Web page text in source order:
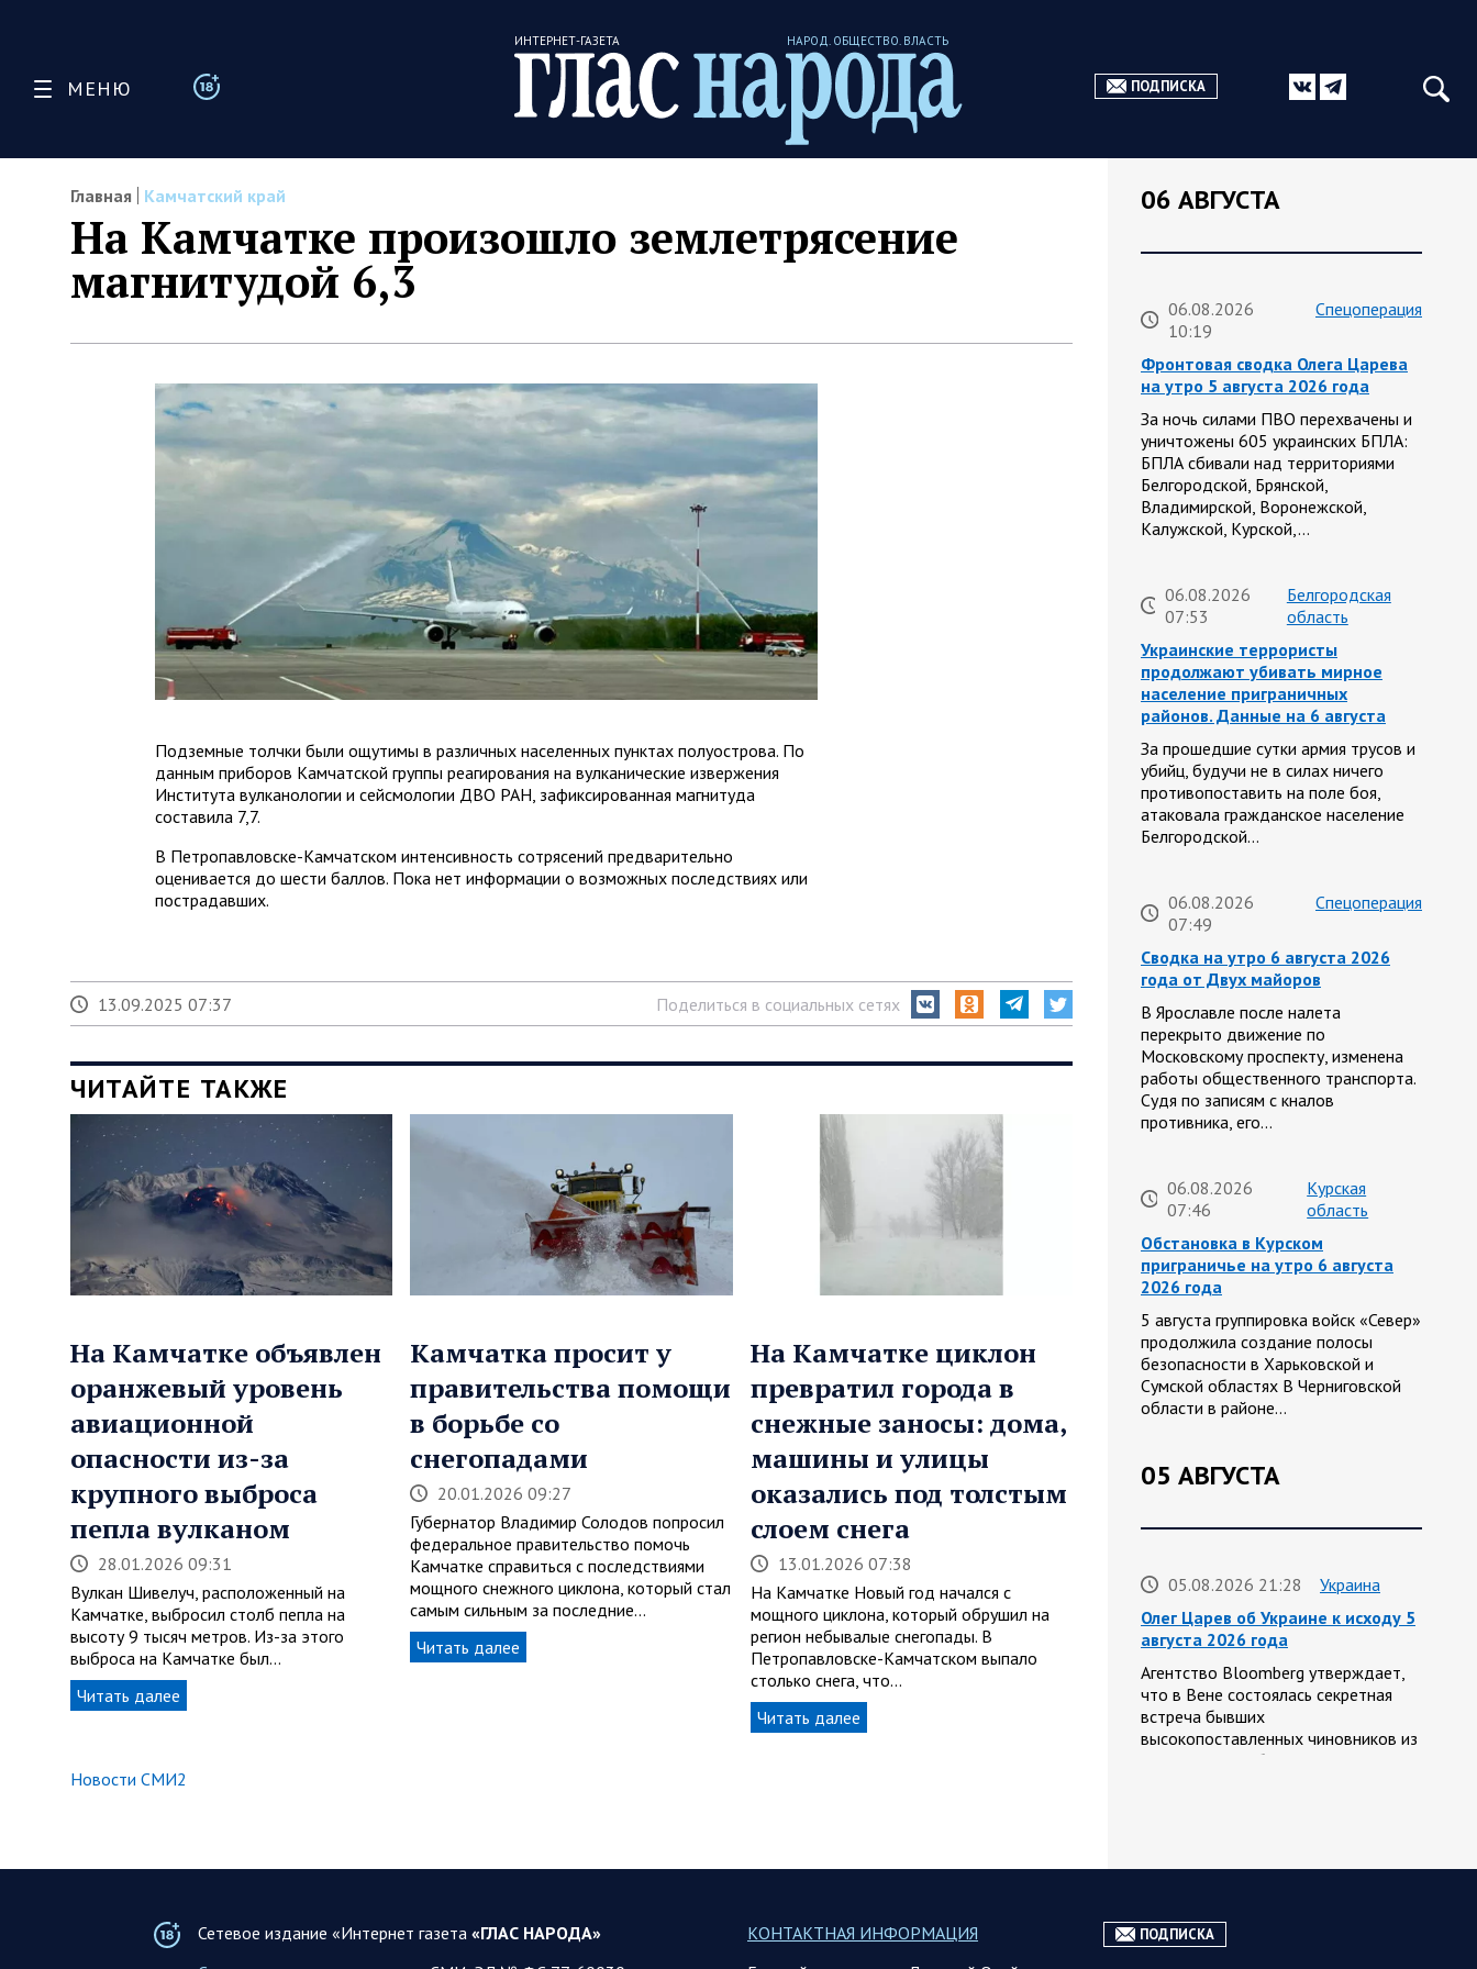
МЕНЮ
ИНТЕРНЕТ-ГАЗЕТА НАРОД. ОБЩЕСТВО. ВЛАСТЬ
ПОДПИСКА
Главная Камчатский край
На Камчатке произошло землетрясение
магнитудой 6,3
Подземные толчки были ощутимы в различных населенных пунктах полуострова. По
данным приборов Камчатской группы реагирования на вулканические извержения
Института вулканологии и сейсмологии ДВО РАН, зафиксированная магнитуда
составила 7,7.
В Петропавловске-Камчатском интенсивность сотрясений предварительно
оценивается до шести баллов. Пока нет информации о возможных последствиях или
пострадавших.
13.09.2025 07:37 Поделиться в социальных сетях
ЧИТАЙТЕ ТАКЖЕ
На Камчатке объявлен
оранжевый уровень
авиационной
опасности из-за
крупного выброса
пепла вулканом
28.01.2026 09:31
Вулкан Шивелуч, расположенный на
Камчатке, выбросил столб пепла на
высоту 9 тысяч метров. Из-за этого
выброса на Камчатке был…
Читать далее
Камчатка просит у
правительства помощи
в борьбе со
снегопадами
20.01.2026 09:27
Губернатор Владимир Солодов попросил
федеральное правительство помочь
Камчатке справиться с последствиями
мощного снежного циклона, который стал
самым сильным за последние…
Читать далее
На Камчатке циклон
превратил города в
снежные заносы: дома,
машины и улицы
оказались под толстым
слоем снега
13.01.2026 07:38
На Камчатке Новый год начался с
мощного циклона, который обрушил на
регион небывалые снегопады. В
Петропавловске-Камчатском выпало
столько снега, что…
Читать далее
Новости СМИ2
06 АВГУСТА
06.08.2026
10:19
Спецоперация
Фронтовая сводка Олега Царева
на утро 5 августа 2026 года
За ночь силами ПВО перехвачены и
уничтожены 605 украинских БПЛА:
БПЛА сбивали над территориями
Белгородской, Брянской,
Владимирской, Воронежской,
Калужской, Курской,…
06.08.2026
07:53
Белгородская
область
Украинские террористы
продолжают убивать мирное
население приграничных
районов. Данные на 6 августа
За прошедшие сутки армия трусов и
убийц, будучи не в силах ничего
противопоставить на поле боя,
атаковала гражданское население
Белгородской…
06.08.2026
07:49
Спецоперация
Сводка на утро 6 августа 2026
года от Двух майоров
В Ярославле после налета
перекрыто движение по
Московскому проспекту, изменена
работы общественного транспорта.
Судя по записям с кналов
противника, его…
06.08.2026
07:46
Курская
область
Обстановка в Курском
приграничье на утро 6 августа
2026 года
5 августа группировка войск «Север»
продолжила создание полосы
безопасности в Харьковской и
Сумской областях В Черниговской
области в районе…
05 АВГУСТА
05.08.2026 21:28
Украина
Олег Царев об Украине к исходу 5
августа 2026 года
Агентство Bloomberg утверждает,
что в Вене состоялась секретная
встреча бывших
высокопоставленных чиновников из
России, Великобритании, Франции и
21:26
на вечер 5 августа
Сетевое издание «Интернет газета «ГЛАС НАРОДА»
КОНТАКТНАЯ ИНФОРМАЦИЯ
ПОДПИСКА